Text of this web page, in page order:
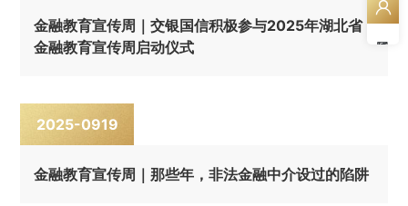
金融教育宣传周｜交银国信积极参与2025年湖北省
金融教育宣传周启动仪式
19
2025-09
金融教育宣传周｜那些年，非法金融中介设过的陷阱